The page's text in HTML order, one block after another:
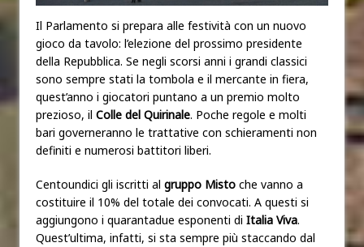
Il Parlamento si prepara alle festività con un nuovo
gioco da tavolo: l’elezione del prossimo presidente
della Repubblica. Se negli scorsi anni i grandi classici
sono sempre stati la tombola e il mercante in fiera,
quest’anno i giocatori puntano a un premio molto
prezioso, il Colle del Quirinale. Poche regole e molti
bari governeranno le trattative con schieramenti non
definiti e numerosi battitori liberi.
Centoundici gli iscritti al gruppo Misto che vanno a
costituire il 10% del totale dei convocati. A questi si
aggiungono i quarantadue esponenti di Italia Viva.
Quest’ultima, infatti, si sta sempre più staccando dal